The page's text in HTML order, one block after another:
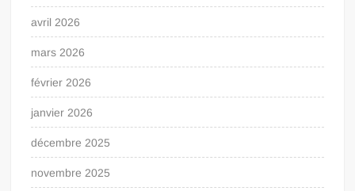
avril 2026
mars 2026
février 2026
janvier 2026
décembre 2025
novembre 2025